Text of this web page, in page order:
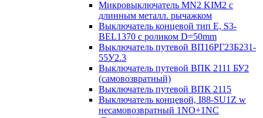
Микровыключатель MN2 KIM2 с
длинным металл. рычажком
Выключатель концевой тип Е, S3-
BEL1370 с роликом D=50mm
Выключатель путевой ВП16РГ23Б231-
55У2.3
Выключатель путевой ВПК 2111 БУ2
(самовозвратный)
Выключатель путевой ВПК 2115
Выключатель концевой, I88-SU1Z w
несамовозвратный 1NO+1NC